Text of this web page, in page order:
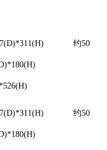
约50
约50